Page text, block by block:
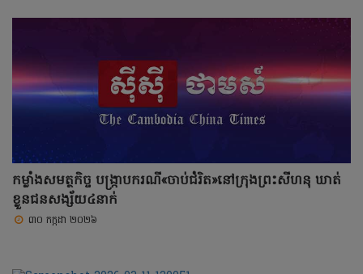
កម្លាំងសមត្ថកិច្ច បង្ក្រាបករណី«ចាប់ជំរិត»នៅក្រុងព្រះសីហនុ ឃាត់
ខ្លួនជនសង្ស័យ៤នាក់
៣០ កក្កដា ២០២៦